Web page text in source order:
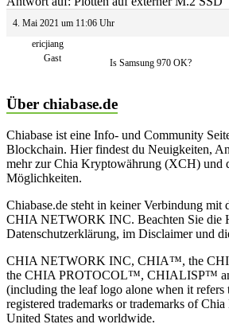
4. Mai 2021 um 11:06 Uhr
ericjiang
Gast
Is Samsung 970 OK?
Über chiabase.de
Chiabase ist eine Info- und Community
Blockchain. Hier findest du Neuigkeiten,
mehr zur Chia Kryptowährung (XCH) und
Möglichkeiten.
Chiabase.de steht in keiner Verbindung mit
CHIA NETWORK INC. Beachten Sie die
Datenschutzerklärung, im Disclaimer und
CHIA NETWORK INC, CHIA™, the
the CHIA PROTOCOL™, CHIALISP™
(including the leaf logo alone when it refers
registered trademarks or trademarks of
United States and worldwide.